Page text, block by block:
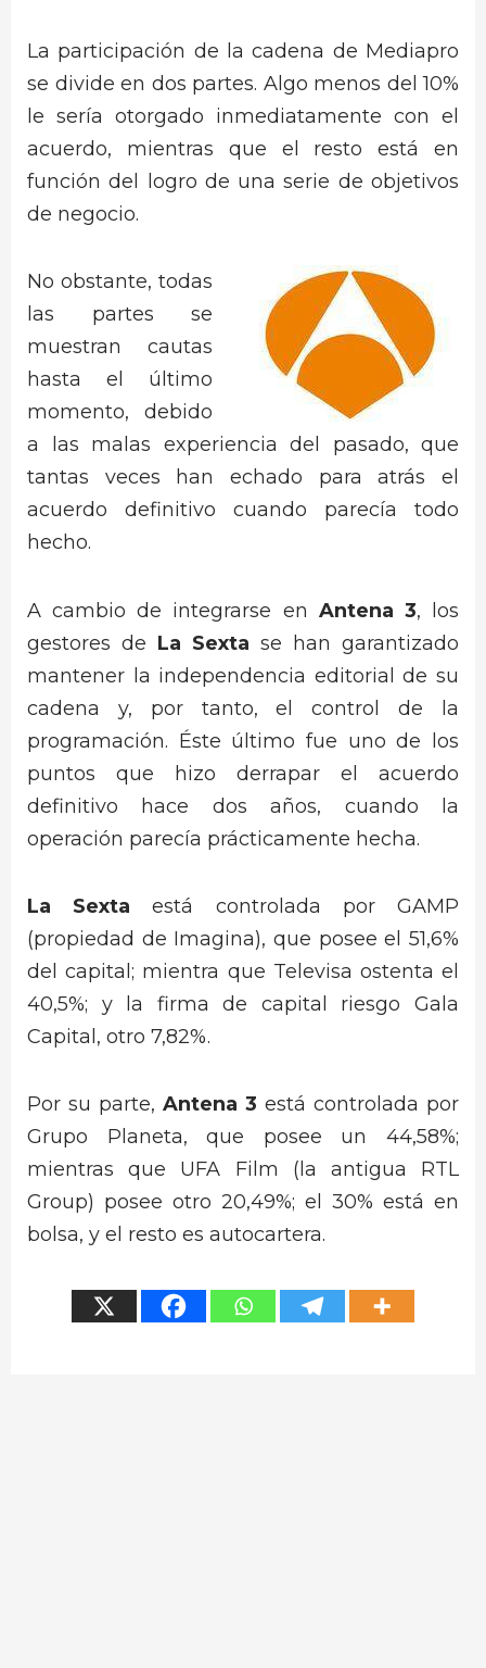
La participación de la cadena de Mediapro
se divide en dos partes. Algo menos del 10%
le sería otorgado inmediatamente con el
acuerdo, mientras que el resto está en
función del logro de una serie de objetivos
de negocio.
No obstante, todas
las partes se
muestran cautas
hasta el último
momento, debido
a las malas experiencia del pasado, que
tantas veces han echado para atrás el
acuerdo definitivo cuando parecía todo
hecho.
A cambio de integrarse en Antena 3, los
gestores de La Sexta se han garantizado
mantener la independencia editorial de su
cadena y, por tanto, el control de la
programación. Éste último fue uno de los
puntos que hizo derrapar el acuerdo
definitivo hace dos años, cuando la
operación parecía prácticamente hecha.
La Sexta está controlada por GAMP
(propiedad de Imagina), que posee el 51,6%
del capital; mientra que Televisa ostenta el
40,5%; y la firma de capital riesgo Gala
Capital, otro 7,82%.
Por su parte, Antena 3 está controlada por
Grupo Planeta, que posee un 44,58%;
mientras que UFA Film (la antigua RTL
Group) posee otro 20,49%; el 30% está en
bolsa, y el resto es autocartera.